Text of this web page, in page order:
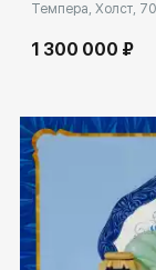
Темпера, Холст, 70
1 300 000 ₽